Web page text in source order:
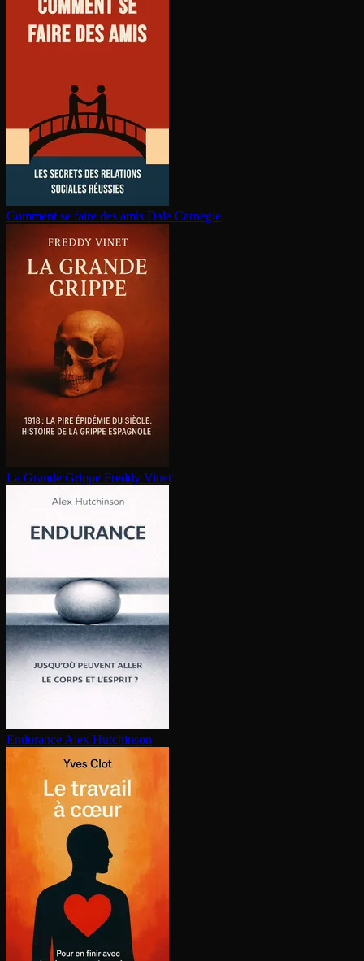
Comment se faire des amis Dale Carnegie
La Grande Grippe Freddy Vinet
Endurance Alex Hutchinson